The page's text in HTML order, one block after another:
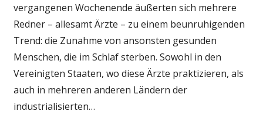
vergangenen Wochenende äußerten sich mehrere
Redner – allesamt Ärzte – zu einem beunruhigenden
Trend: die Zunahme von ansonsten gesunden
Menschen, die im Schlaf sterben. Sowohl in den
Vereinigten Staaten, wo diese Ärzte praktizieren, als
auch in mehreren anderen Ländern der
industrialisierten…